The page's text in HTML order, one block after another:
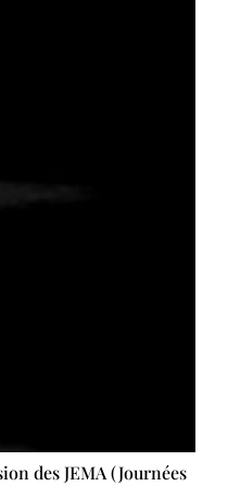
des JEMA (Journées